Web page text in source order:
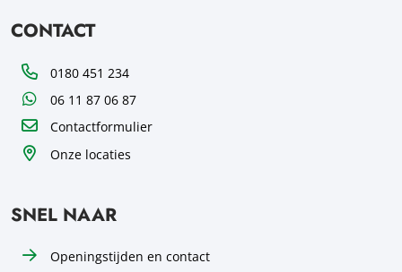
CONTACT
Telefoon0180 451 234
WhatsApp06 11 87 06 87
Contactformulier
Onze locaties
SNEL NAAR
Openingstijden en contact